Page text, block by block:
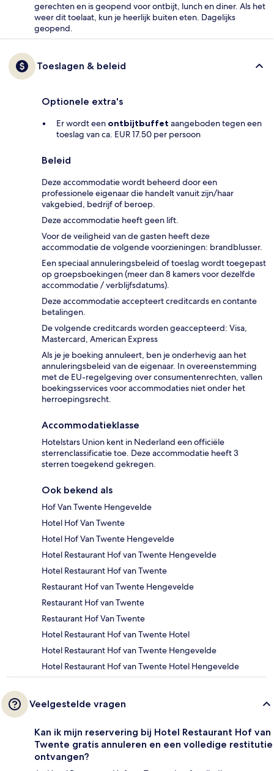
gerechten en is geopend voor ontbijt, lunch en diner. Als het
weer dit toelaat, kun je heerlijk buiten eten. Dagelijks
geopend.
Toeslagen & beleid
Optionele extra's
Er wordt een ontbijtbuffet aangeboden tegen een
toeslag van ca. EUR 17.50 per persoon
Beleid
Deze accommodatie wordt beheerd door een
professionele eigenaar die handelt vanuit zijn/haar
vakgebied, bedrijf of beroep.
Deze accommodatie heeft geen lift.
Voor de veiligheid van de gasten heeft deze
accommodatie de volgende voorzieningen: brandblusser.
Een speciaal annuleringsbeleid of toeslag wordt toegepast
op groepsboekingen (meer dan 8 kamers voor dezelfde
accommodatie / verblijfsdatums).
Deze accommodatie accepteert creditcards en contante
betalingen.
De volgende creditcards worden geaccepteerd: Visa,
Mastercard, American Express
Als je je boeking annuleert, ben je onderhevig aan het
annuleringsbeleid van de eigenaar. In overeenstemming
met de EU-regelgeving over consumentenrechten, vallen
boekingsservices voor accommodaties niet onder het
herroepingsrecht.
Accommodatieklasse
Hotelstars Union kent in Nederland een officiële
sterrenclassificatie toe. Deze accommodatie heeft 3
sterren toegekend gekregen.
Ook bekend als
Hof Van Twente Hengevelde
Hotel Hof Van Twente
Hotel Hof Van Twente Hengevelde
Hotel Restaurant Hof van Twente Hengevelde
Hotel Restaurant Hof van Twente
Restaurant Hof van Twente Hengevelde
Restaurant Hof van Twente
Restaurant Hof Van Twente
Hotel Restaurant Hof van Twente Hotel
Hotel Restaurant Hof van Twente Hengevelde
Hotel Restaurant Hof van Twente Hotel Hengevelde
Veelgestelde vragen
Kan ik mijn reservering bij Hotel Restaurant Hof van
Twente gratis annuleren en een volledige restitutie
ontvangen?